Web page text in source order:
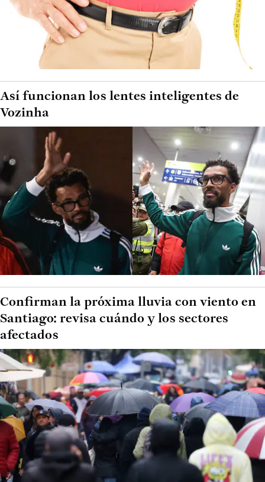
Así funcionan los lentes inteligentes de
Vozinha
Confirman la próxima lluvia con viento en
Santiago: revisa cuándo y los sectores
afectados